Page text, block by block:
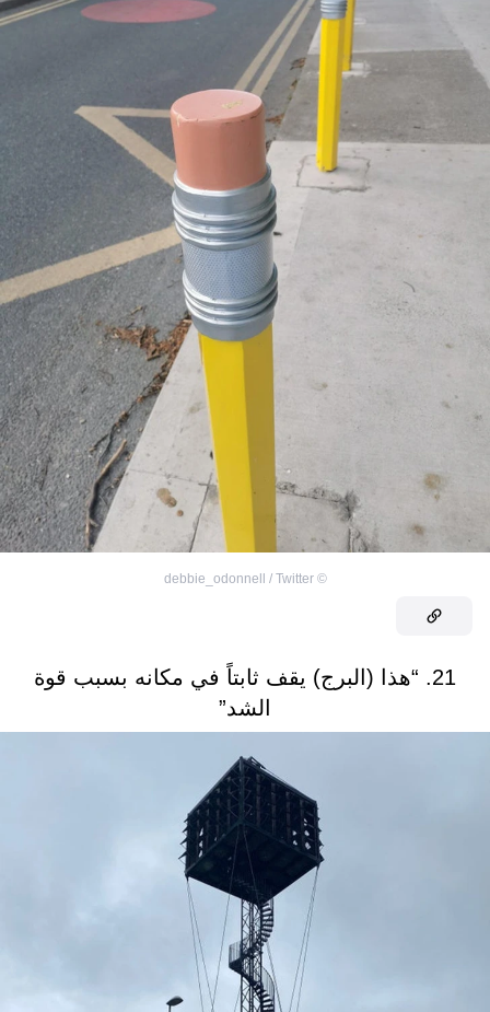
©
debbie_odonnell / Twitter
21. “هذا (البرج) يقف ثابتاً في مكانه بسبب قوة
الشد”